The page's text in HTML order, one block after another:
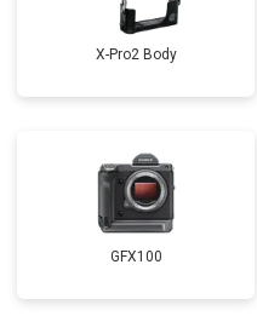
X-Pro2 Body
GFX100